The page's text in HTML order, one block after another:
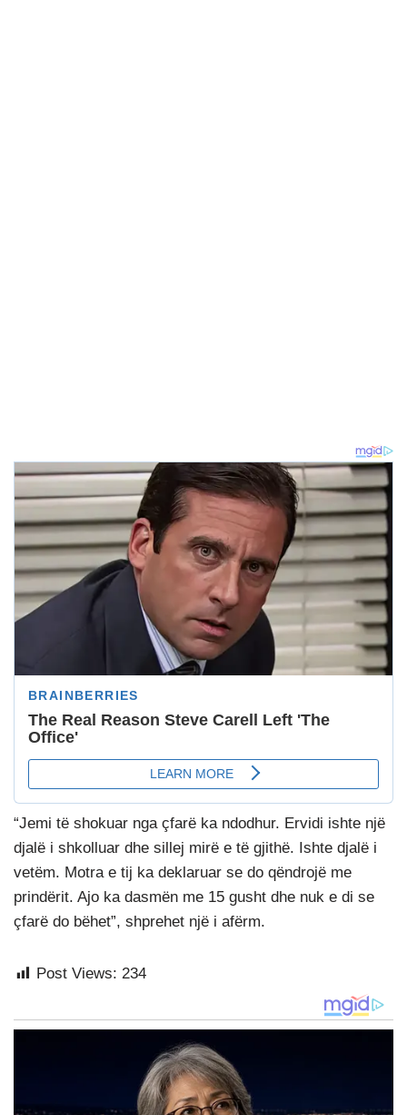
“Jemi të shokuar nga çfarë ka ndodhur. Ervidi ishte një
djalë i shkolluar dhe sillej mirë e të gjithë. Ishte djalë i
vetëm. Motra e tij ka deklaruar se do qëndrojë me
prindërit. Ajo ka dasmën me 15 gusht dhe nuk e di se
çfarë do bëhet”, shprehet një i afërm.
Post Views: 234